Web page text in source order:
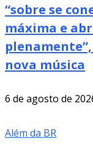
“sobre se
máxima e
nova música
6 de agosto de
Além da BR